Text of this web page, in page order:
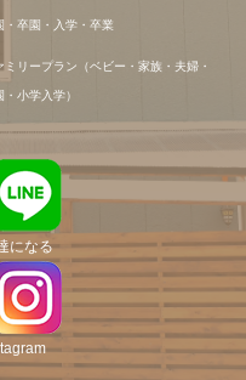
・卒園・入学・卒業
ミリープラン（ベビー・家族・夫婦・
・小学入学）
になる